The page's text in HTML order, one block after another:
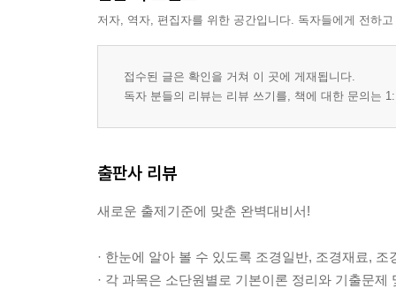
저자, 역자, 편집자를 위한 공간입니다. 독자들에게 전하
접수된 글은 확인을 거쳐 이 곳에 게재됩니다.
독자 분들의 리뷰는 리뷰 쓰기를, 책에 대한 문의는
출판사 리뷰
새로운 출제기준에 맞춘 완벽대비서!
· 한눈에 알아 볼 수 있도록 조경일반, 조경재료,
· 각 과목은 소단원별로 기본이론 정리와 기출문